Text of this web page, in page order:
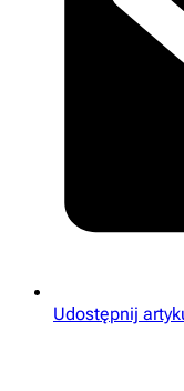
Udostępnij